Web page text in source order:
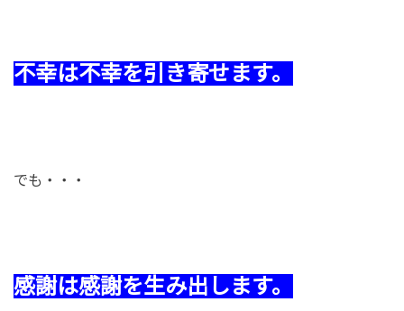
不幸は不幸を引き寄せます。
でも・・・
感謝は感謝を生み出します。